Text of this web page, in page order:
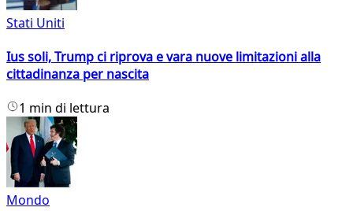
Stati Uniti
Ius soli, Trump ci riprova e vara nuove limitazioni alla
cittadinanza per nascita
1 min di lettura
Mondo